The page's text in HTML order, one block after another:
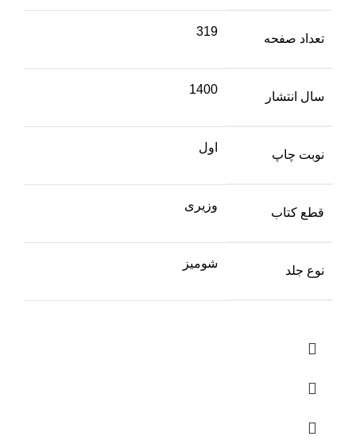
تعداد صفحه
319
سال انتشار
1400
نوبت چاپ
اول
قطع کتاب
وزیری
نوع جلد
شومیز